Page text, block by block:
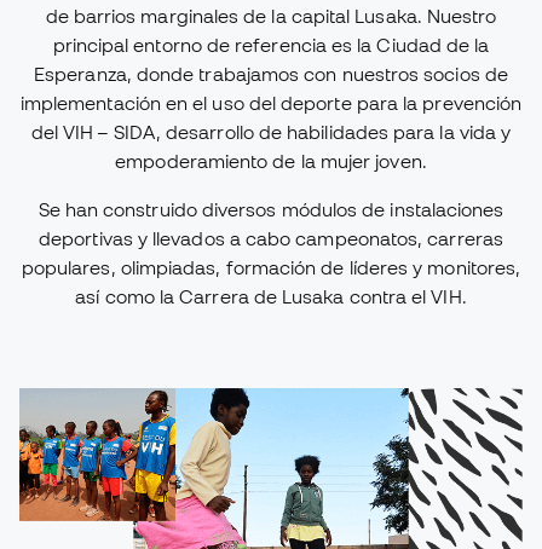
de barrios marginales de la capital Lusaka. Nuestro
principal entorno de referencia es la Ciudad de la
Esperanza, donde trabajamos con nuestros socios de
implementación en el uso del deporte para la prevención
del VIH – SIDA, desarrollo de habilidades para la vida y
empoderamiento de la mujer joven.
Se han construido diversos módulos de instalaciones
deportivas y llevados a cabo campeonatos, carreras
populares, olimpiadas, formación de líderes y monitores,
así como la Carrera de Lusaka contra el VIH.